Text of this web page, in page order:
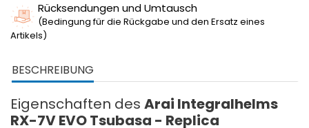
Rücksendungen und Umtausch
(Bedingung für die Rückgabe und den Ersatz eines
Artikels)
BESCHREIBUNG
Eigenschaften des Arai Integralhelms
RX-7V EVO Tsubasa - Replica